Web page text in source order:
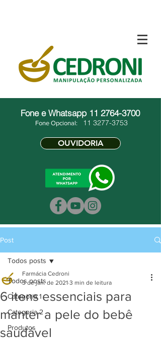
Fone e Whatsapp 11 2764-3700
Fone Opcional: 11 3277-3753
OUVIDORIA
Post
Todos posts
Categoria 1
Categoria 2
Produtos
Todos posts
6 itens essenciais para
manter a pele do bebê
saudável
Farmácia Cedroni
3 de jan. de 2021 3 min de leitura